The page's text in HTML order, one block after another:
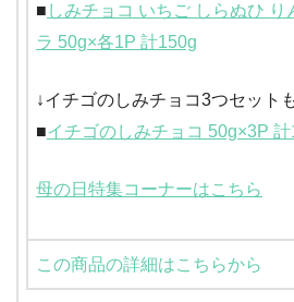
■ しみチョコ いちご しらぬひ り
ラ 50g×各1P 計150g
↓イチゴのしみチョコ3つセット
■イチゴのしみチョコ 50g×3P 計
母の日特集コーナーはこちら
この商品の詳細はこちらから